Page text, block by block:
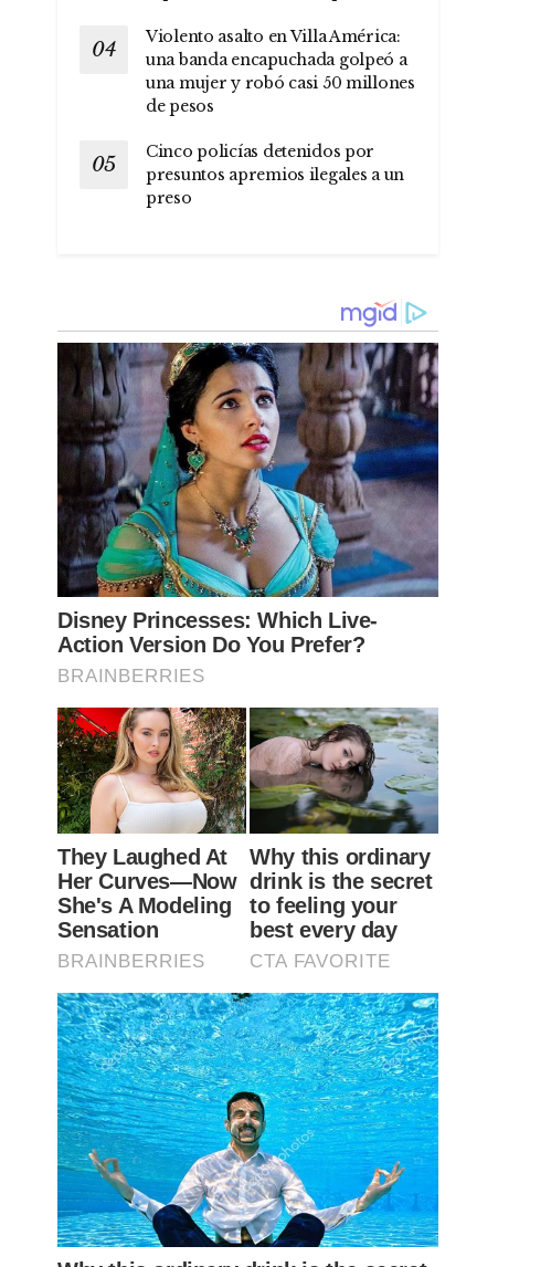
Violento asalto en Villa América:
una banda encapuchada golpeó a
una mujer y robó casi 50 millones
de pesos
Cinco policías detenidos por
presuntos apremios ilegales a un
preso